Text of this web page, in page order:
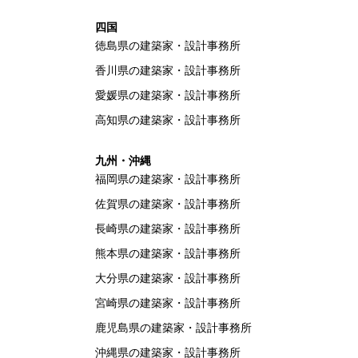
四国
徳島県の建築家・設計事務所
香川県の建築家・設計事務所
愛媛県の建築家・設計事務所
高知県の建築家・設計事務所
九州・沖縄
福岡県の建築家・設計事務所
佐賀県の建築家・設計事務所
長崎県の建築家・設計事務所
熊本県の建築家・設計事務所
大分県の建築家・設計事務所
宮崎県の建築家・設計事務所
鹿児島県の建築家・設計事務所
沖縄県の建築家・設計事務所